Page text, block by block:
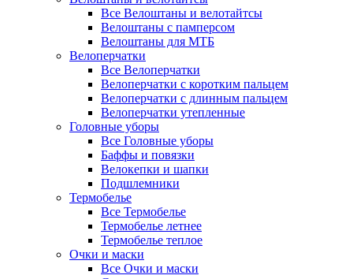
Все Велоштаны и велотайтсы
Велоштаны с памперсом
Велоштаны для МТБ
Велоперчатки
Все Велоперчатки
Велоперчатки с коротким пальцем
Велоперчатки с длинным пальцем
Велоперчатки утепленные
Головные уборы
Все Головные уборы
Баффы и повязки
Велокепки и шапки
Подшлемники
Термобелье
Все Термобелье
Термобелье летнее
Термобелье теплое
Очки и маски
Все Очки и маски